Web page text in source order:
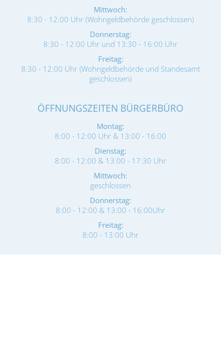
Mittwoch:
8:30 - 12:00 Uhr (Wohngeldbehörde geschlossen)
Donnerstag:
8:30 - 12:00 Uhr und 13:30 - 16:00 Uhr
Freitag:
8:30 - 12:00 Uhr (Wohngeldbehörde und Standesamt
geschlossen)
ÖFFNUNGSZEITEN BÜRGERBÜRO
Montag:
8:00 - 12:00 Uhr & 13:00 - 16:00
Dienstag:
8:00 - 12:00 & 13:00 - 17:30 Uhr
Mittwoch:
geschlossen
Donnerstag:
8:00 - 12:00 & 13:00 - 16:00Uhr
Freitag:
8:00 - 13:00 Uhr